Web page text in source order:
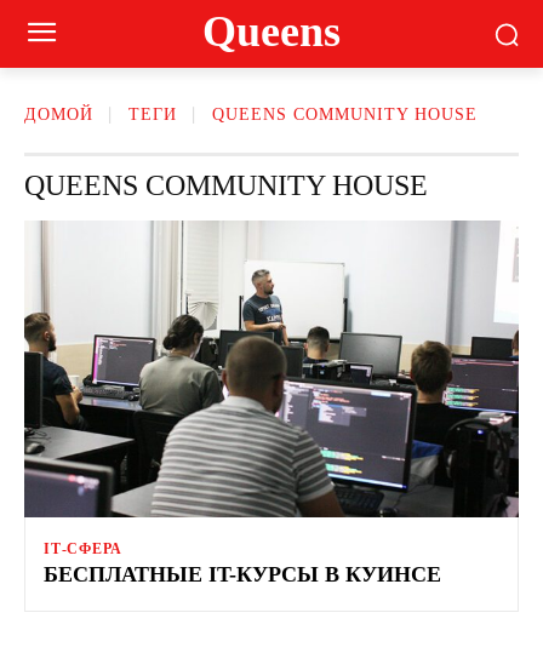
Queens
ДОМОЙ ТЕГИ QUEENS COMMUNITY HOUSE
QUEENS COMMUNITY HOUSE
ІТ-СФЕРА
БЕСПЛАТНЫЕ IT-КУРСЫ В КУИНСЕ